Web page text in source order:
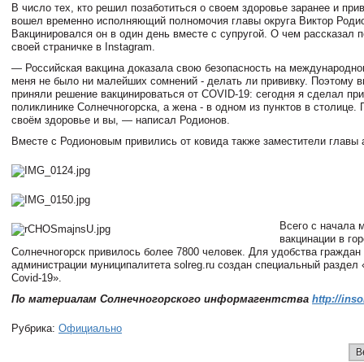
В число тех, кто решил позаботиться о своем здоровье заранее и
вошел временно исполняющий полномочия главы округа Виктор
Вакцинировался он в один день вместе с супругой. О чем рассказал
своей страничке в Instagram.
— Российская вакцина доказала свою безопасность на
меня не было ни малейших сомнений - делать ли прививку. Поэтому
приняли решение вакцинироваться от COVID-19: сегодня я сделал
поликлинике Солнечногорска, а жена - в одном из пунктов в столице.
своём здоровье и вы, — написал Родионов.
Вместе с Родионовым привились от ковида также заместители
Всего с начала
вакцинации в
Солнечногорск привилось более 7800 человек. Для удобства граждан
администрации муниципалитета solreg.ru создан специальный раздел
Covid-19».
По материалам Солнечногорского информагентства http://
Рубрика: Официально